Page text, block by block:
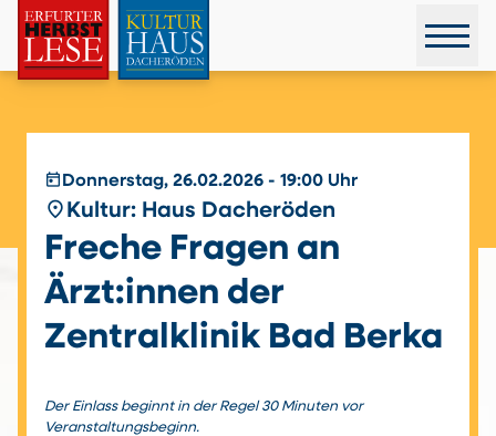
today Donnerstag, 26.02.2026 - 19:00 Uhr
place Kultur: Haus Dacheröden
Freche Fragen an
Ärzt:innen der
Zentralklinik Bad Berka
Der Einlass beginnt in der Regel 30 Minuten vor
Veranstaltungsbeginn.